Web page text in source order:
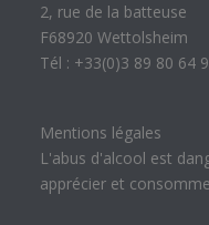
2, rue de la batteuse
F68920 Wettolsheim
Tél : +33(0)3 89 80 64
Mentions légales
L'abus d'alcool est
apprécier et